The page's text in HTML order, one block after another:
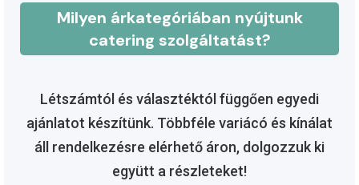
Milyen árkategóriában nyújtunk
catering szolgáltatást?
Létszámtól és választéktól függően egyedi
ajánlatot készítünk. Többféle variácó és kínálat
áll rendelkezésre elérhető áron, dolgozzuk ki
együtt a részleteket!